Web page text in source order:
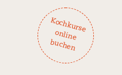
K
och
ku
rse
on
lin
e
bu
ch
en